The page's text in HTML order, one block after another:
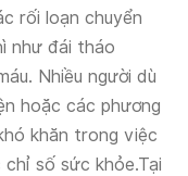
rối loạn chuyển
như đái tháo
Nhiều người dù
hoặc các phương
khăn trong việc
số sức khỏe.Tại